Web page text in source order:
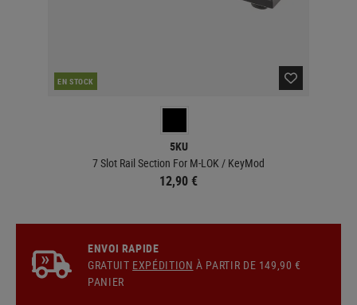
EN STOCK
5KU
7 Slot Rail Section For M-LOK / KeyMod
12,90 €
ENVOI RAPIDE
GRATUIT EXPÉDITION À PARTIR DE 149,90 €
PANIER